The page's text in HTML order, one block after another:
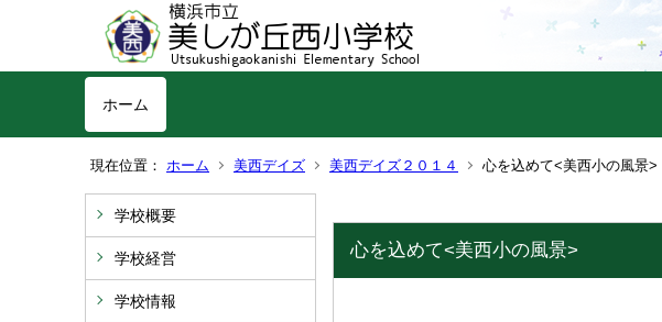
ホーム
現在位置： ホーム 美西デイズ 美西デイズ２０１４ 心を込めて<美西小の風景>
学校概要
学校経営
学校情報
心を込めて<美西小の風景>